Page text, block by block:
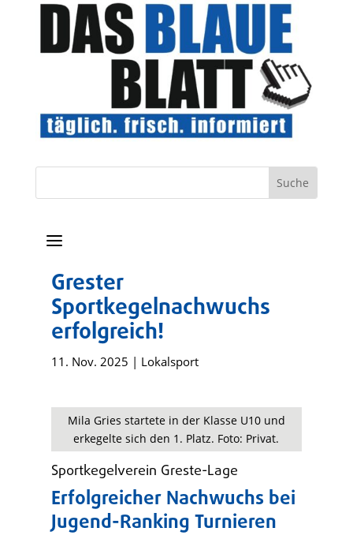
a
Grester
Sportkegelnachwuchs
erfolgreich!
11. Nov. 2025 | Lokalsport
Mila Gries startete in der Klasse U10 und
erkegelte sich den 1. Platz. Foto: Privat.
Sportkegelverein Greste-Lage
Erfolgreicher Nachwuchs bei
Jugend-Ranking Turnieren